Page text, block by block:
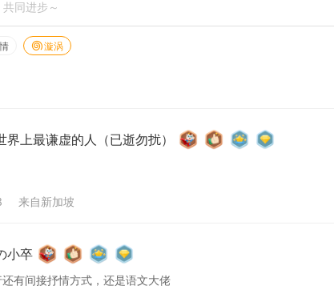
漩涡
界上最谦虚的人（已逝勿扰）
来自新加坡
小卒
有间接抒情方式，还是语文大佬